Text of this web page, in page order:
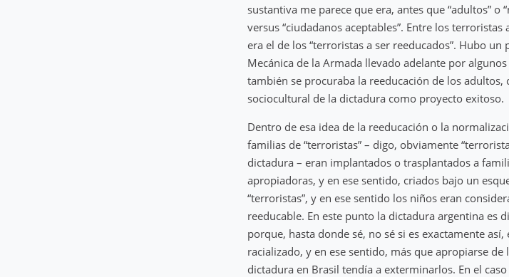
sustantiva me parece que era, antes que “adultos” o
versus “ciudadanos aceptables”. Entre los
era el de los “terroristas a ser reeducados”. Hubo
Mecánica de la Armada llevado adelante por
también se procuraba la reeducación de los
sociocultural de la dictadura como proyecto exitoso.
Dentro de esa idea de la reeducación o la
familias de “terroristas” – digo, obviamente
dictadura – eran implantados o trasplantados a
apropiadoras, y en ese sentido, criados bajo un
“terroristas”, y en ese sentido los niños eran
reeducable. En este punto la dictadura argentina es
porque, hasta donde sé, no sé si es exactamente
racializado, y en ese sentido, más que apropiarse
dictadura en Brasil tendía a exterminarlos. En el